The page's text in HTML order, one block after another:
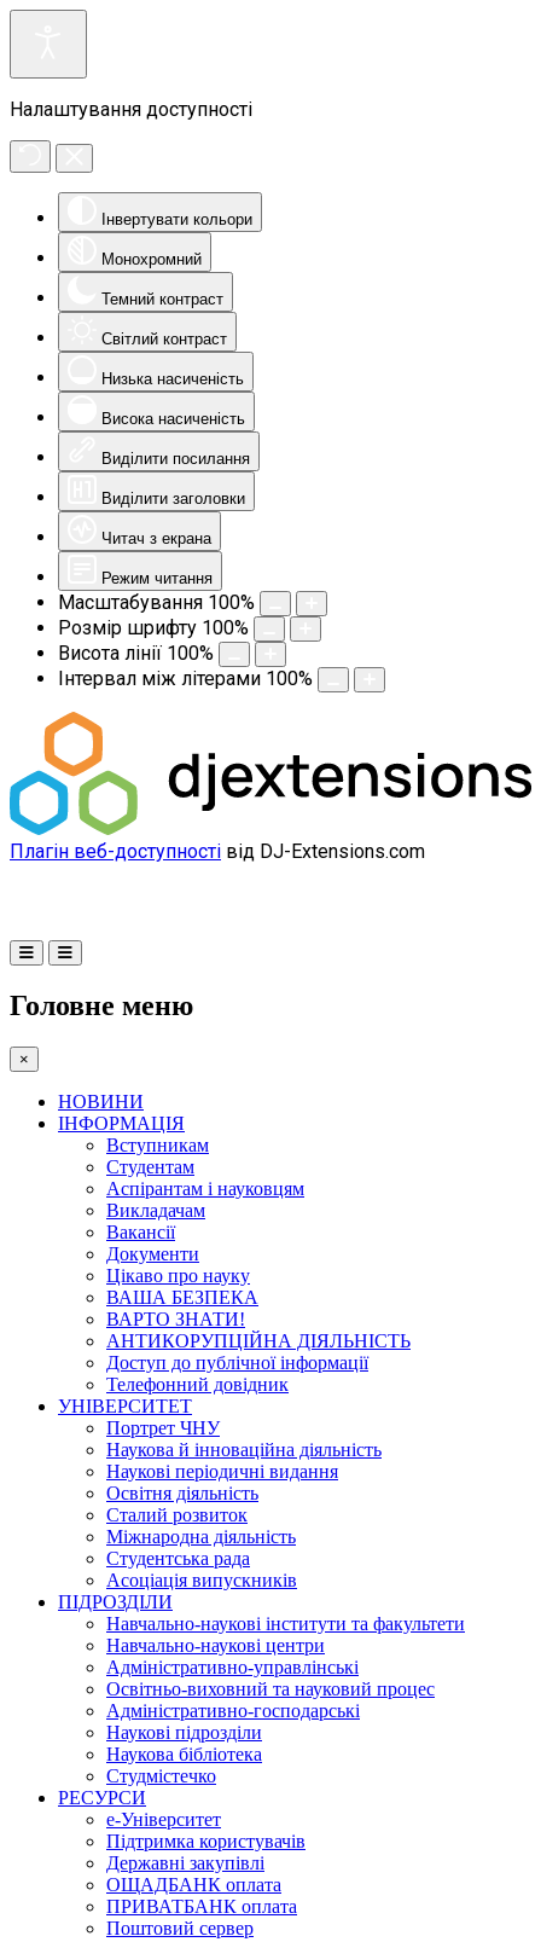
Налаштування доступності
Інвертувати кольори
Монохромний
Темний контраст
Світлий контраст
Низька насиченість
Висока насиченість
Виділити посилання
Виділити заголовки
Читач з екрана
Режим читання
Масштабування 100%
Розмір шрифту 100%
Висота лінії 100%
Інтервал між літерами 100%
Плагін веб-доступності від DJ-Extensions.com
Головне меню
×
НОВИНИ
ІНФОРМАЦІЯ
Вступникам
Студентам
Аспірантам і науковцям
Викладачам
Вакансії
Документи
Цікаво про науку
ВАША БЕЗПЕКА
ВАРТО ЗНАТИ!
АНТИКОРУПЦІЙНА ДІЯЛЬНІСТЬ
Доступ до публічної інформації
Телефонний довідник
УНІВЕРСИТЕТ
Портрет ЧНУ
Наукова й інноваційна діяльність
Наукові періодичні видання
Освітня діяльність
Сталий розвиток
Міжнародна діяльність
Студентська рада
Асоціація випускників
ПІДРОЗДІЛИ
Навчально-наукові інститути та факультети
Навчально-наукові центри
Адміністративно-управлінські
Освітньо-виховний та науковий процес
Адміністративно-господарські
Наукові підрозділи
Наукова бібліотека
Студмістечко
РЕСУРСИ
е-Університет
Підтримка користувачів
Державні закупівлі
ОЩАДБАНК оплата
ПРИВАТБАНК оплата
Поштовий сервер